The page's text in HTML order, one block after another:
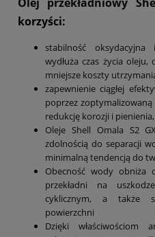
korzyści:
stabilność
wydłuża czas życia
mniejsze koszty
zapewnienie ciągłej
poprzez
redukcję korozji i pienienia,
Oleje Shell Omala S2
zdolnością do separacji
minimalną tendencją do
Obecność wody obniża
przekładni na
cyklicznym, a także
powierzchni
Dzięki właściwościom